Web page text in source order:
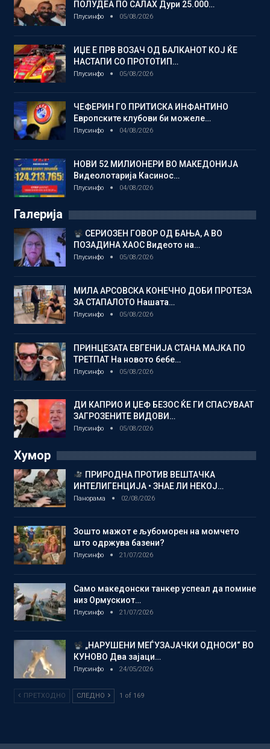
ПОЛУДЕА ПО САЛАХ Дури 25.000…
Плусинфо 05/08/2026
ИЏЕ Е ПРВ ВОЗАЧ ОД БАЛКАНОТ КОЈ ЌЕ
НАСТАПИ СО ПРОТОТИП…
Плусинфо 05/08/2026
ЧЕФЕРИН ГО ПРИТИСКА ИНФАНТИНО
Европските клубови би можеле…
Плусинфо 04/08/2026
НОВИ 52 МИЛИОНЕРИ ВО МАКЕДОНИЈА
Видеолотарија Касинос…
Плусинфо 04/08/2026
Галерија
СЕРИОЗЕН ГОВОР ОД БАЊА, А ВО
ПОЗАДИНА ХАОС Видеото на…
Плусинфо 05/08/2026
МИЛА АРСОВСКА КОНЕЧНО ДОБИ ПРОТЕЗА
ЗА СТАПАЛОТО Нашата…
Плусинфо 05/08/2026
ПРИНЦЕЗАТА ЕВГЕНИЈА СТАНА МАЈКА ПО
ТРЕТПАТ На новото бебе…
Плусинфо 05/08/2026
ДИ КАПРИО И ЏЕФ БЕЗОС ЌЕ ГИ СПАСУВААТ
ЗАГРОЗЕНИТЕ ВИДОВИ…
Плусинфо 05/08/2026
Хумор
ПРИРОДНА ПРОТИВ ВЕШТАЧКА
ИНТЕЛИГЕНЦИЈА • ЗНАЕ ЛИ НЕКОЈ…
Панорама 02/08/2026
Зошто мажот е љубоморен на момчето
што одржува базени?
Плусинфо 21/07/2026
Само македонски танкер успеал да помине
низ Ормускиот…
Плусинфо 21/07/2026
„НАРУШЕНИ МЕЃУЗАЈАЧКИ ОДНОСИ“ ВО
КУНОВО Два зајаци…
Плусинфо 24/05/2026
ПРЕТХОДНО СЛЕДНО 1 of 169